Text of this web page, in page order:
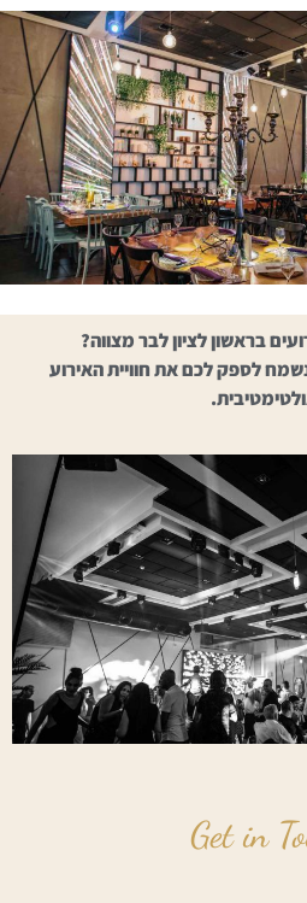
בראשון לציון לבר מצווה?
לספק לכם את חוויית האירוע
Get in